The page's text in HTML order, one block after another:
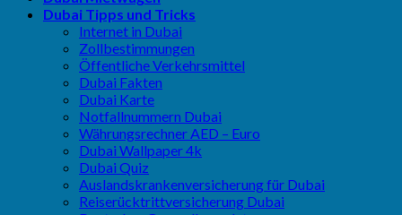
Dubai Tipps und Tricks
Internet in Dubai
Zollbestimmungen
Öffentliche Verkehrsmittel
Dubai Fakten
Dubai Karte
Notfallnummern Dubai
Währungsrechner AED – Euro
Dubai Wallpaper 4k
Dubai Quiz
Auslandskrankenversicherung für Dubai
Reiserücktrittversicherung Dubai